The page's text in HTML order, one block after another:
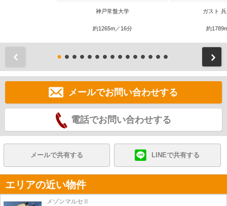
神戸常盤大学
約1265m／16分
ガスト
約
メールでお問い合わせする
電話でお問い合わせする
メールで共有する LINEで共有する
エリアの近い物件
メゾンマルセⅡ